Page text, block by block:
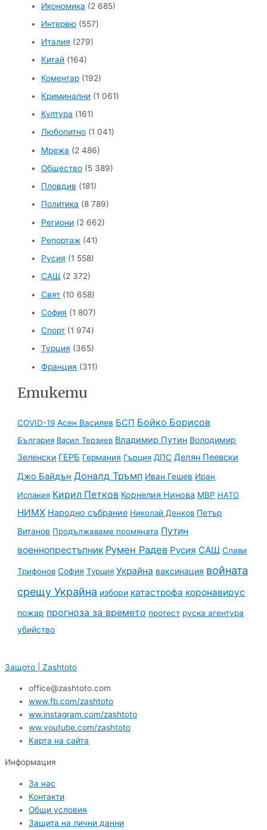
Икономика (2 685)
Интервю (557)
Италия (279)
Китай (164)
Коментар (192)
Криминални (1 061)
Култура (161)
Любопитно (1 041)
Мрежа (2 486)
Общество (5 389)
Пловдив (181)
Политика (8 789)
Региони (2 662)
Репортаж (41)
Русия (1 558)
САЩ (2 372)
Свят (10 658)
София (1 807)
Спорт (1 974)
Турция (365)
Франция (311)
Етикети
COVID-19 Асен Василев БСП Бойко Борисов
България Васил Терзиев Владимир Путин Володимир
Зеленски ГЕРБ Германия Гърция ДПС Делян Пеевски
Джо Байдън Доналд Тръмп Иван Гешев Иран
Испания Кирил Петков Корнелия Нинова МВР НАТО
НИМХ Народно събрание Николай Денков Петър
Витанов Продължаваме промяната Путин
военнопрестъпник Румен Радев Русия САЩ Слави
Трифонов София Турция Украйна ваксинация войната
срещу Украйна избори катастрофа коронавирус
пожар прогноза за времето протест руска агентура
убийство
Защото | Zashtoto
office@zashtoto.com
www.fb.com/zashtoto
ww.instagram.com/zashtoto
ww.youtube.com/zashtoto
Карта на сайта
Информация
За нас
Контакти
Общи условия
Защита на лични данни